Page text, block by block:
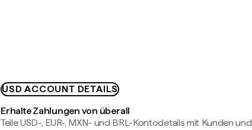
USD ACCOUNT DETAILS
Erhalte Zahlungen von überall
Teile USD-, EUR-, MXN- und BRL-Kontodetails mit Kunden und